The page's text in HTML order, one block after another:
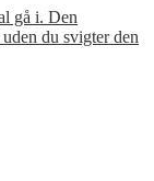
gå i. Den
du svigter den